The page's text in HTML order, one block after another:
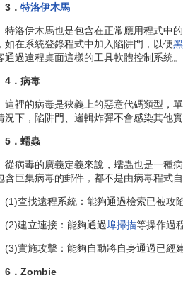
3． 特洛伊木馬
伊木馬也是包含在正常應用程式中的
如在系統登錄程式中加入陷阱門，以便
通過遠程桌面這樣的工具軟體控制系統。
4．病毒
的病毒是狹義上的惡意代碼類型，單
況下，陷阱門、邏輯炸彈不會感染其他
5．蠕蟲
毒的廣義定義來說，蠕蟲也是一種病
含巨集病毒的郵件，都不是由病毒程式
查找遠程系統：能夠通過檢索已被攻陷
建立連接：能夠通過埠掃描等操作過
實施攻擊：能夠自動將自身通過已經建
6．Zombie